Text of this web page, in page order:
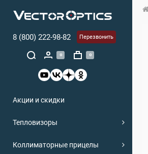
8 (800) 222-98-82 Перезвонить
0 0
Акции и скидки
Тепловизоры
Коллиматорные прицелы